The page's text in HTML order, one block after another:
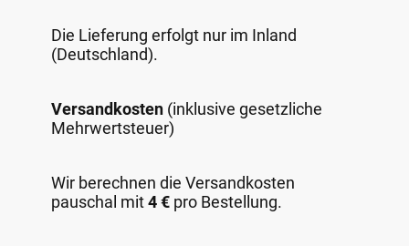
Die Lieferung erfolgt nur im Inland
(Deutschland).
Versandkosten (inklusive gesetzliche
Mehrwertsteuer)
Wir berechnen die Versandkosten
pauschal mit4 € pro Bestellung.